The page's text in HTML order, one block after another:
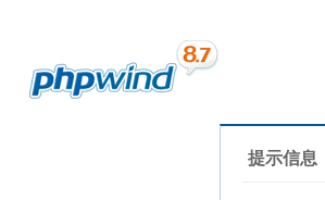
提示信息